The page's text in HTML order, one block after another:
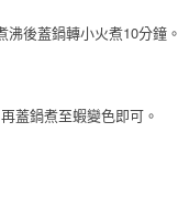
後蓋鍋轉小火煮10分鐘。
蓋鍋煮至蝦變色即可。